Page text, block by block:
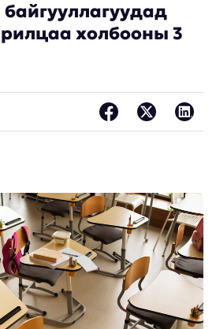
холбооны 3